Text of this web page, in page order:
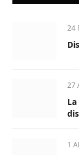
24
27
1